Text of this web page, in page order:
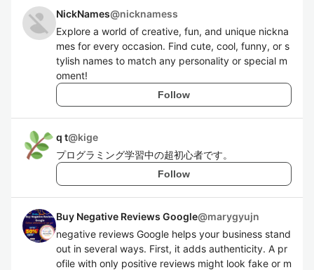
NickNames@nicknamess
Explore a world of creative, fun, and unique nickna
mes for every occasion. Find cute, cool, funny, or s
tylish names to match any personality or special m
oment!
Follow
q t@kige
プログラミング学習中の超初心者です。
Follow
Buy Negative Reviews Google@marygyujn
negative reviews Google helps your business stand
out in several ways. First, it adds authenticity. A pr
ofile with only positive reviews might look fake or m